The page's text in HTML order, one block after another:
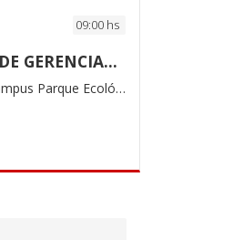
09:00 hs
PRÁTICAS DE GERENCIAMENTO DE EMPRESAS
Unichristus-Campus Parque Ecológico